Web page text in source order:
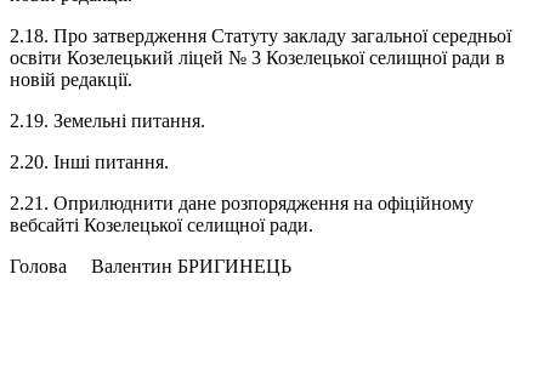
2.18. Про затвердження Статуту закладу загальної середньої
освіти Козелецький ліцей № 3 Козелецької селищної ради в
новій редакції.
2.19. Земельні питання.
2.20. Інші питання.
2.21. Оприлюднити дане розпорядження на офіційному
вебсайті Козелецької селищної ради.
Голова Валентин БРИГИНЕЦЬ